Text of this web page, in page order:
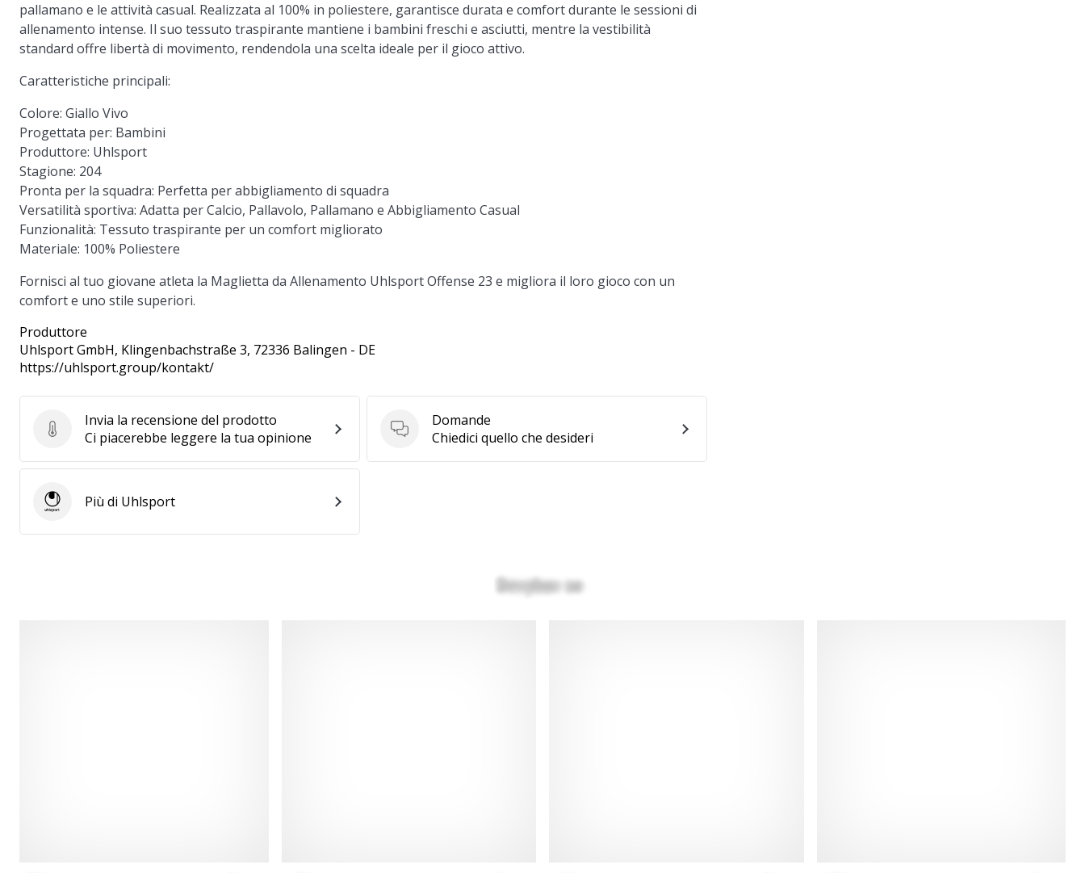
pallamano e le attività casual. Realizzata al 100% in poliestere, garantisce durata e comfort durante le sessioni di
allenamento intense. Il suo tessuto traspirante mantiene i bambini freschi e asciutti, mentre la vestibilità
standard offre libertà di movimento, rendendola una scelta ideale per il gioco attivo.
Caratteristiche principali:
Colore: Giallo Vivo
Progettata per: Bambini
Produttore: Uhlsport
Stagione: 204
Pronta per la squadra: Perfetta per abbigliamento di squadra
Versatilità sportiva: Adatta per Calcio, Pallavolo, Pallamano e Abbigliamento Casual
Funzionalità: Tessuto traspirante per un comfort migliorato
Materiale: 100% Poliestere
Fornisci al tuo giovane atleta la Maglietta da Allenamento Uhlsport Offense 23 e migliora il loro gioco con un
comfort e uno stile superiori.
Produttore
Uhlsport GmbH, Klingenbachstraße 3, 72336 Balingen - DE
https://uhlsport.group/kontakt/
Invia la recensione del prodotto
Invia la recensione del prodotto
Ci piacerebbe leggere la tua opinione
Domande
Domande
Chiedici quello che desideri
UhlsportPiù di Uhlsport